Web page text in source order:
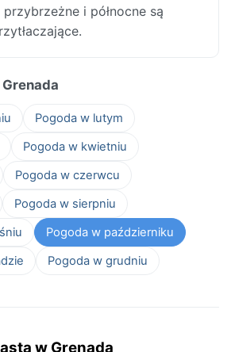
i północne są
Pogoda w lutym
Pogoda w kwietniu
Pogoda w czerwcu
Pogoda w sierpniu
Pogoda w październiku
Pogoda w grudniu
w Grenada